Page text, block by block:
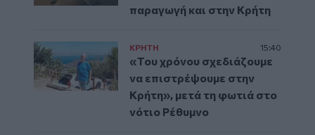
παραγωγή και στην Κρήτη
ΚΡΗΤΗ 15:40
«Του χρόνου σχεδιάζουμε
να επιστρέψουμε στην
Κρήτη», μετά τη φωτιά στο
νότιο Ρέθυμνο